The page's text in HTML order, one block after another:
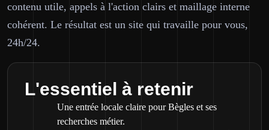
contenu utile, appels à l'action clairs et maillage interne
cohérent. Le résultat est un site qui travaille pour vous,
24h/24.
L'essentiel à retenir
Une entrée locale claire pour Bègles et ses
recherches métier.